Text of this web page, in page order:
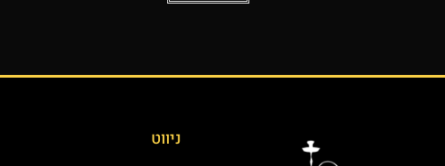
ניווט